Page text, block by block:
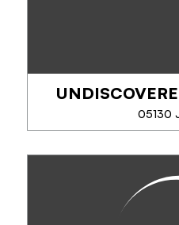
EN
05130
Concepteur de séjours
Via Ferrata, le canyoning,